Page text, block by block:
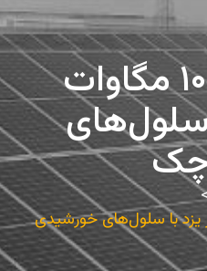
تولیدانرژی ۱۰.۵ مگاوات
سلول‌های
برق در یزد با سلول‌های خورشیدی